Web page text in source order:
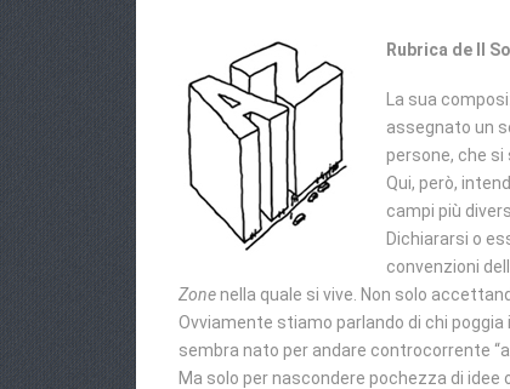
Rubrica de Il
La sua
assegnato un
persone, che si
Qui, però,
campi più
Dichiararsi o
convenzioni
Zonenella quale si vive. Non solo
Ovviamente stiamo parlando di chi
sembra nato per andare controcorrente
Ma solo per nascondere pochezza di